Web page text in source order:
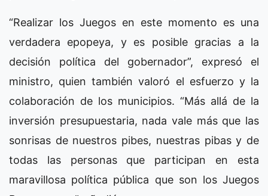
“Realizar los Juegos en este momento es una
verdadera epopeya, y es posible gracias a la
decisión política del gobernador”, expresó el
ministro, quien también valoró el esfuerzo y la
colaboración de los municipios. “Más allá de la
inversión presupuestaria, nada vale más que las
sonrisas de nuestros pibes, nuestras pibas y de
todas las personas que participan en esta
maravillosa política pública que son los Juegos